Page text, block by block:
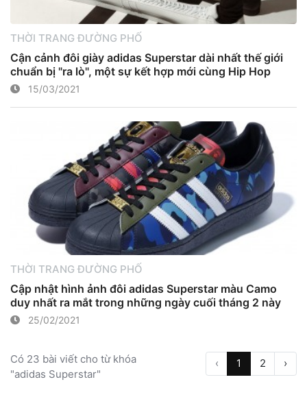
THỜI TRANG ĐƯỜNG PHỐ
Cận cảnh đôi giày adidas Superstar dài nhất thế giới
chuẩn bị "ra lò", một sự kết hợp mới cùng Hip Hop
15/03/2021
THỜI TRANG ĐƯỜNG PHỐ
Cập nhật hình ảnh đôi adidas Superstar màu Camo
duy nhất ra mắt trong những ngày cuối tháng 2 này
25/02/2021
Có 23 bài viết cho từ khóa
"adidas Superstar"
‹ 1 2 ›